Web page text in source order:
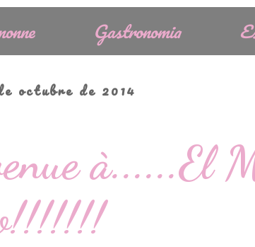
Gastronomia
octubre de 2014
à......El